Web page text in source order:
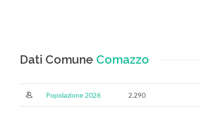
Dati Comune Comazzo
Popolazione 2026 2.290